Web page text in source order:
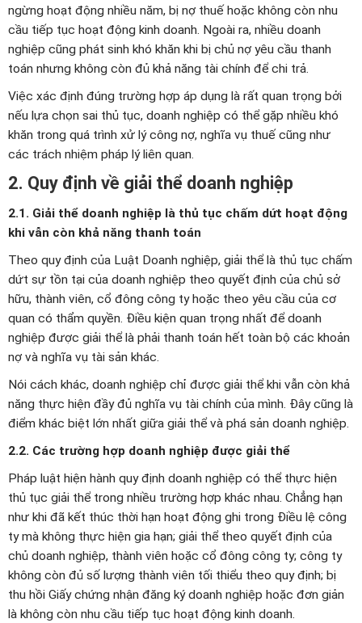
ngừng hoạt động nhiều năm, bị nợ thuế hoặc không còn nhu
cầu tiếp tục hoạt động kinh doanh. Ngoài ra, nhiều doanh
nghiệp cũng phát sinh khó khăn khi bị chủ nợ yêu cầu thanh
toán nhưng không còn đủ khả năng tài chính để chi trả.
Việc xác định đúng trường hợp áp dụng là rất quan trọng bởi
nếu lựa chọn sai thủ tục, doanh nghiệp có thể gặp nhiều khó
khăn trong quá trình xử lý công nợ, nghĩa vụ thuế cũng như
các trách nhiệm pháp lý liên quan.
2. Quy định về giải thể doanh nghiệp
2.1. Giải thể doanh nghiệp là thủ tục chấm dứt hoạt động
khi vẫn còn khả năng thanh toán
Theo quy định của Luật Doanh nghiệp, giải thể là thủ tục chấm
dứt sự tồn tại của doanh nghiệp theo quyết định của chủ sở
hữu, thành viên, cổ đông công ty hoặc theo yêu cầu của cơ
quan có thẩm quyền. Điều kiện quan trọng nhất để doanh
nghiệp được giải thể là phải thanh toán hết toàn bộ các khoản
nợ và nghĩa vụ tài sản khác.
Nói cách khác, doanh nghiệp chỉ được giải thể khi vẫn còn khả
năng thực hiện đầy đủ nghĩa vụ tài chính của mình. Đây cũng là
điểm khác biệt lớn nhất giữa giải thể và phá sản doanh nghiệp.
2.2. Các trường hợp doanh nghiệp được giải thể
Pháp luật hiện hành quy định doanh nghiệp có thể thực hiện
thủ tục giải thể trong nhiều trường hợp khác nhau. Chẳng hạn
như khi đã kết thúc thời hạn hoạt động ghi trong Điều lệ công
ty mà không thực hiện gia hạn; giải thể theo quyết định của
chủ doanh nghiệp, thành viên hoặc cổ đông công ty; công ty
không còn đủ số lượng thành viên tối thiểu theo quy định; bị
thu hồi Giấy chứng nhận đăng ký doanh nghiệp hoặc đơn giản
là không còn nhu cầu tiếp tục hoạt động kinh doanh.